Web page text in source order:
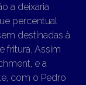
a deixaria
percentual
destinadas à
fritura. Assim
e a
com o Pedro